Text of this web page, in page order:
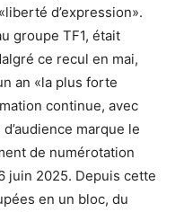
d’expression».
groupe TF1, était
ce recul en mai,
an «la plus forte
continue, avec
marque le
de numérotation
juin 2025. Depuis cette
en un bloc, du